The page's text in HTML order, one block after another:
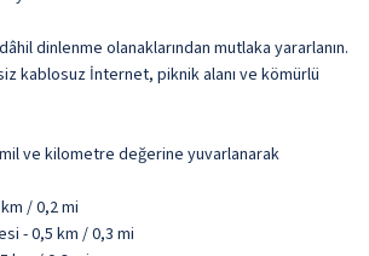
dinlenme olanaklarından mutlaka yararlanın.
kablosuz İnternet, piknik alanı ve kömürlü
mil ve kilometre değerine yuvarlanarak
/ 0,2 mi
- 0,5 km / 0,3 mi